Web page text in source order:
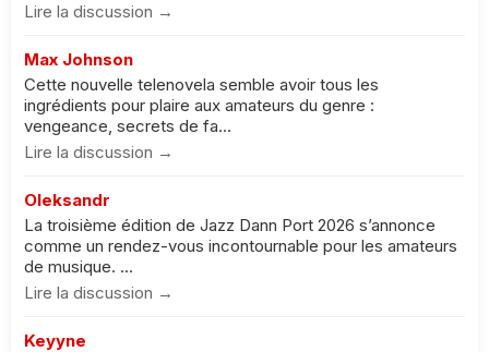
Lire la discussion →
Max Johnson
Cette nouvelle telenovela semble avoir tous les
ingrédients pour plaire aux amateurs du genre :
vengeance, secrets de fa...
Lire la discussion →
Oleksandr
La troisième édition de Jazz Dann Port 2026 s’annonce
comme un rendez-vous incontournable pour les amateurs
de musique. ...
Lire la discussion →
Keyyne